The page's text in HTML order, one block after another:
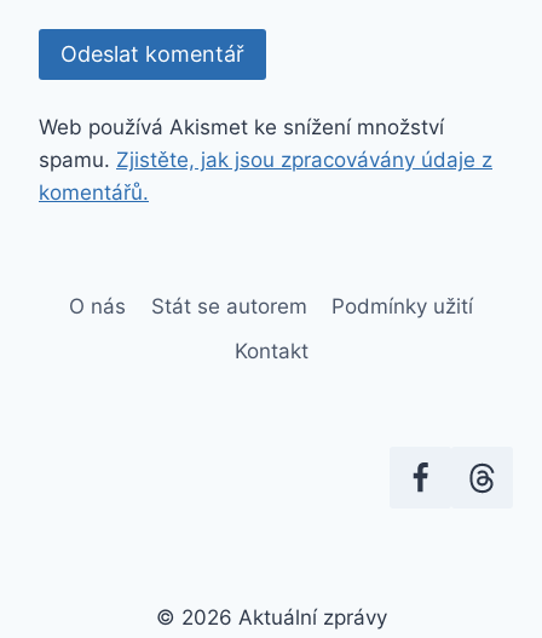
Web používá Akismet ke snížení množství
spamu. Zjistěte, jak jsou zpracovávány údaje z
komentářů.
O nás Stát se autorem
Podmínky užití
Kontakt
© 2026 Aktuální zprávy